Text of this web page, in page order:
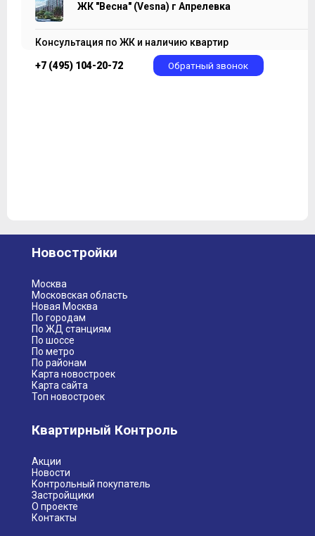
ЖК "Весна" (Vesna) г Апрелевка
Консультация по ЖК и наличию квартир
+7 (495) 104-20-72 Обратный звонок
Новостройки
Москва
Московская область
Новая Москва
По городам
По ЖД станциям
По шоссе
По метро
По районам
Карта новостроек
Карта сайта
Топ новостроек
Квартирный Контроль
Акции
Новости
Контрольный покупатель
Застройщики
О проекте
Контакты